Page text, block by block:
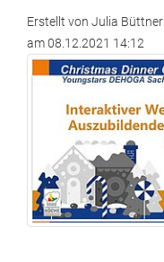
Erstellt von Julia Büttner
am08.12.2021 14:12